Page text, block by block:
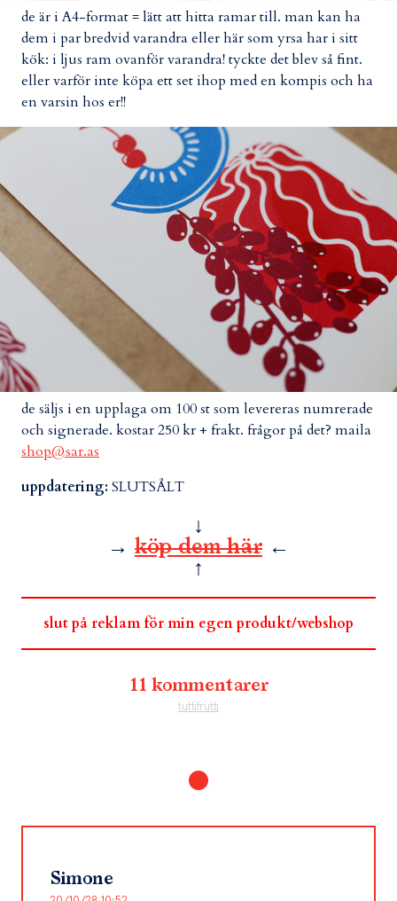
de är i A4-format = lätt att hitta ramar till. man kan ha
dem i par bredvid varandra eller här som yrsa har i sitt
kök: i ljus ram ovanför varandra! tyckte det blev så fint.
eller varför inte köpa ett set ihop med en kompis och ha
en varsin hos er!!
de säljs i en upplaga om 100 st som levereras numrerade
och signerade. kostar 250 kr + frakt. frågor på det? maila
shop@sar.as
uppdatering: SLUTSÅLT
↓
→ köp dem här ←
↑
slut på reklam för min egen produkt/webshop
11 kommentarer
tuttifrutti
Simone